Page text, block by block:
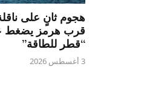
هجوم ثانٍ على
قرب هرمز يضغط
“قطر للطاقة”
3 أغسطس 2026